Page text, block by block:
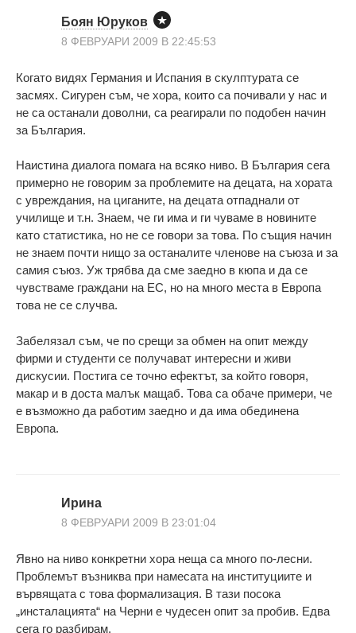
Боян Юруков
8 ФЕВРУАРИ 2009 В 22:45:53
Когато видях Германия и Испания в скулптурата се
засмях. Сигурен съм, че хора, които са почивали у нас и
не са останали доволни, са реагирали по подобен начин
за България.
Наистина диалога помага на всяко ниво. В България сега
примерно не говорим за проблемите на децата, на хората
с увреждания, на циганите, на децата отпаднали от
училище и т.н. Знаем, че ги има и ги чуваме в новините
като статистика, но не се говори за това. По същия начин
не знаем почти нищо за останалите членове на съюза и за
самия съюз. Уж трябва да сме заедно в кюпа и да се
чувстваме граждани на ЕС, но на много места в Европа
това не се случва.
Забелязал съм, че по срещи за обмен на опит между
фирми и студенти се получават интересни и живи
дискусии. Постига се точно ефектът, за който говоря,
макар и в доста малък мащаб. Това са обаче примери, че
е възможно да работим заедно и да има обединена
Европа.
Ирина
8 ФЕВРУАРИ 2009 В 23:01:04
Явно на ниво конкретни хора неща са много по-лесни.
Проблемът възниква при намесата на институциите и
вървящата с това формализация. В тази посока
„инсталацията“ на Черни е чудесен опит за пробив. Едва
сега го разбирам.